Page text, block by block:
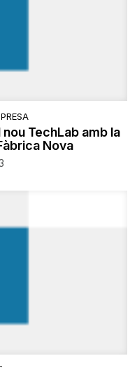
TechLab amb la
Nova